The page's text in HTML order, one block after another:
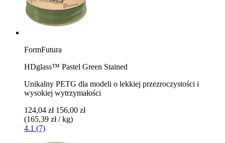
FormFutura
HDglass™ Pastel Green Stained
Unikalny PETG dla modeli o lekkiej przezroczystości i
wysokiej wytrzymałości
124,04 zł 156,00 zł
(165,39 zł / kg)
4.1 (7)